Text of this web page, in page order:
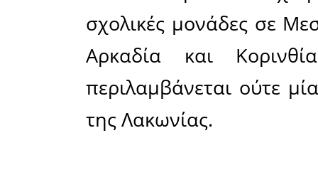
Υπουργό